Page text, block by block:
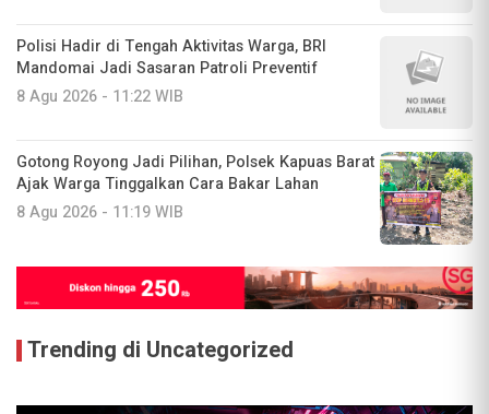
Polisi Hadir di Tengah Aktivitas Warga, BRI
Mandomai Jadi Sasaran Patroli Preventif
8 Agu 2026 - 11:22 WIB
Gotong Royong Jadi Pilihan, Polsek Kapuas Barat
Ajak Warga Tinggalkan Cara Bakar Lahan
8 Agu 2026 - 11:19 WIB
Trending di Uncategorized